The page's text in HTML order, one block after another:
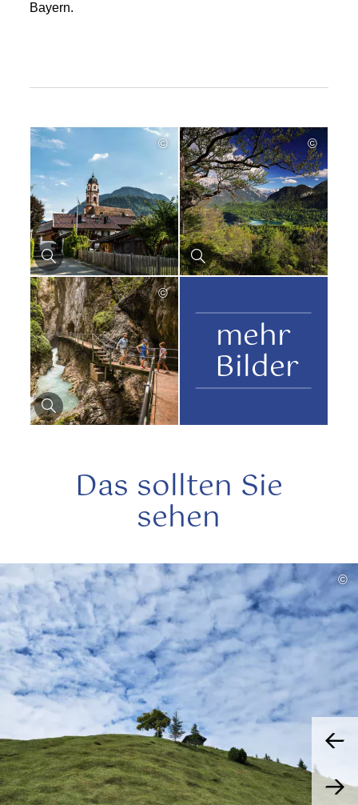
Bayern.
© ©
©
mehr
Bilder
Das sollten Sie
sehen
©